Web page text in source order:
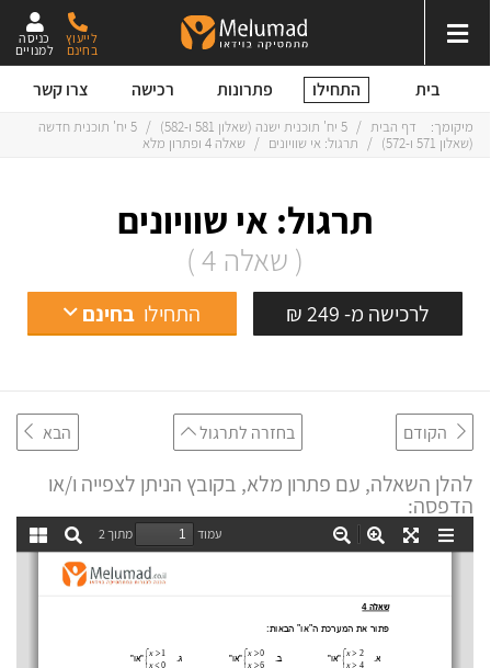
כניסה
למנויים
לייעוץ
בחינם
בית התחילו פתרונות רכישה צרו קשר
תרגול: אי שוויונים
( שאלה 4 )
לרכישה מ- 249 ₪ התחילו בחינם
מיקומך: דף הבית / 5 יח' תוכנית ישנה (שאלון 581 ו-582
)
/ 5 יח' תוכנית חדשה
(שאלון 571 ו-572
)
/ תרגול: אי שוויונים / שאלה 4 ופתרון מלא
הקודם בחזרה לתרגול הבא
להלן השאלה, עם פתרון מלא, בקובץ הניתן לצפייה ו/או
הדפסה: